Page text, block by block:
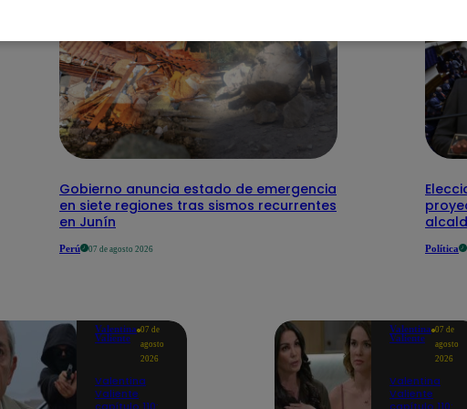
Gobierno anuncia estado de emergencia
en siete regiones tras sismos recurrentes
en Junín
Perú 07 de agosto 2026 Política
Valentina
Valiente
07 de
agosto
2026
Valentina
Valiente
Valentina
Valiente
07 de
agosto
2026
Valentina
Valiente